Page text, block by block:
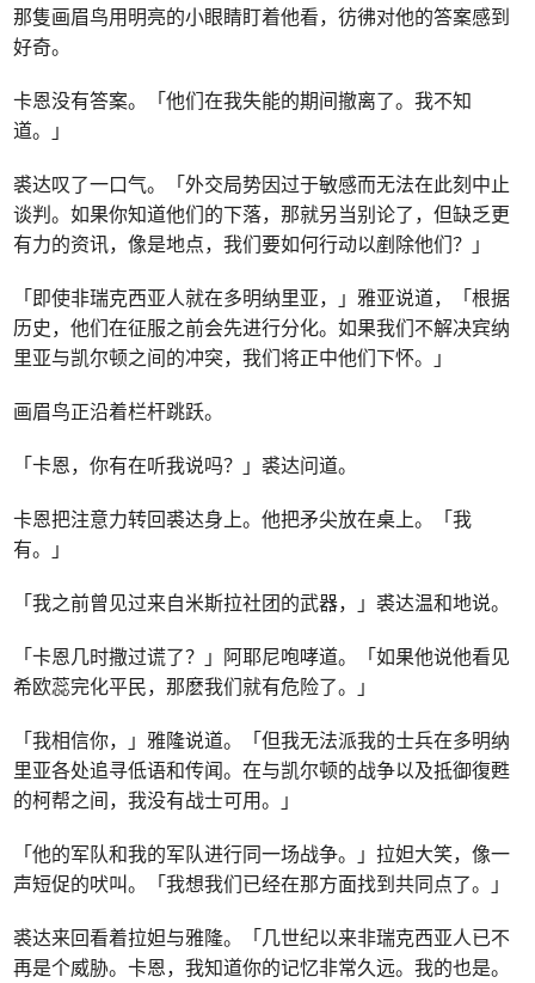
那隻画眉鸟用明亮的小眼睛盯着他看，彷彿对他的答案感到
好奇。
卡恩没有答案。「他们在我失能的期间撤离了。我不知
道。」
裘达叹了一口气。「外交局势因过于敏感而无法在此刻中止
谈判。如果你知道他们的下落，那就另当别论了，但缺乏更
有力的资讯，像是地点，我们要如何行动以剷除他们？」
「即使非瑞克西亚人就在多明纳里亚，」雅亚说道，「根据
历史，他们在征服之前会先进行分化。如果我们不解决宾纳
里亚与凯尔顿之间的冲突，我们将正中他们下怀。」
画眉鸟正沿着栏杆跳跃。
「卡恩，你有在听我说吗？」裘达问道。
卡恩把注意力转回裘达身上。他把矛尖放在桌上。「我
有。」
「我之前曾见过来自米斯拉社团的武器，」裘达温和地说。
「卡恩几时撒过谎了？」阿耶尼咆哮道。「如果他说他看见
希欧蕊完化平民，那麽我们就有危险了。」
「我相信你，」雅隆说道。「但我无法派我的士兵在多明纳
里亚各处追寻低语和传闻。在与凯尔顿的战争以及抵御復甦
的柯帮之间，我没有战士可用。」
「他的军队和我的军队进行同一场战争。」拉妲大笑，像一
声短促的吠叫。「我想我们已经在那方面找到共同点了。」
裘达来回看着拉妲与雅隆。「几世纪以来非瑞克西亚人已不
再是个威胁。卡恩，我知道你的记忆非常久远。我的也是。